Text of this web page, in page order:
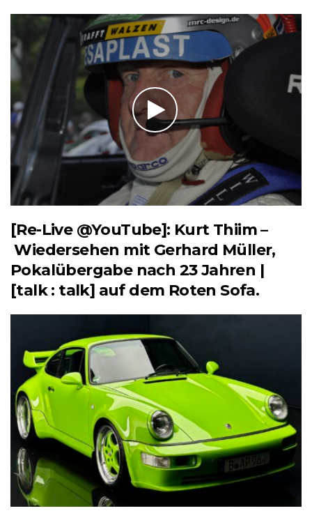
[Re-Live @YouTube]: Kurt Thiim –
Wiedersehen mit Gerhard Müller,
Pokalübergabe nach 23 Jahren |
[talk : talk] auf dem Roten Sofa.